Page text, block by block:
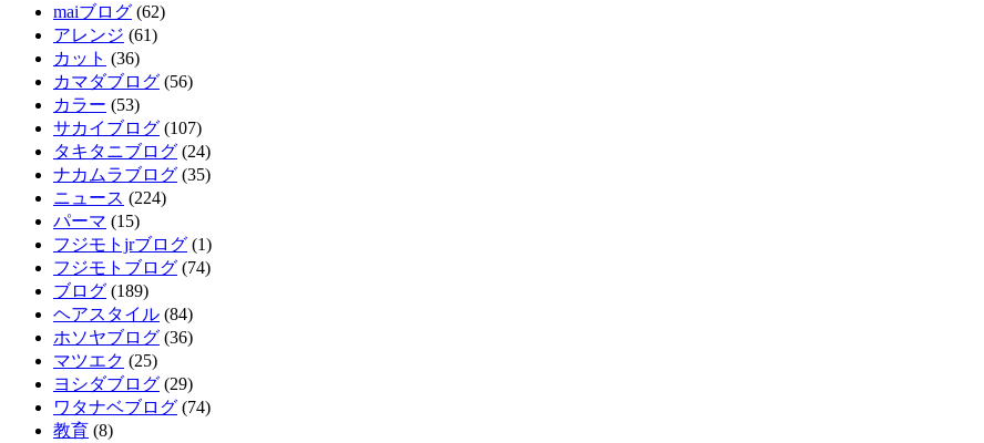
maiブログ (62)
アレンジ (61)
カット (36)
カマダブログ (56)
カラー (53)
サカイブログ (107)
タキタニブログ (24)
ナカムラブログ (35)
ニュース (224)
パーマ (15)
フジモトjrブログ (1)
フジモトブログ (74)
ブログ (189)
ヘアスタイル (84)
ホソヤブログ (36)
マツエク (25)
ヨシダブログ (29)
ワタナベブログ (74)
教育 (8)